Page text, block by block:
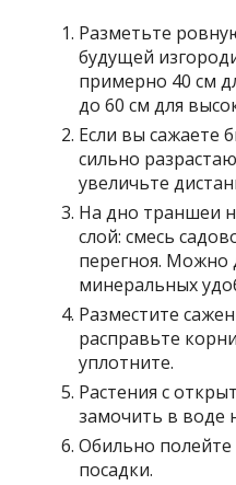
Разметьте
будущей
примерно 40 см
до 60 см для
Если вы сажаете
сильно
увеличьте
На дно траншеи
слой: смесь
перегноя. Можно
минеральных
Разместите
расправьте
уплотните.
Растения с
замочить в воде
Обильно полейте
посадки.